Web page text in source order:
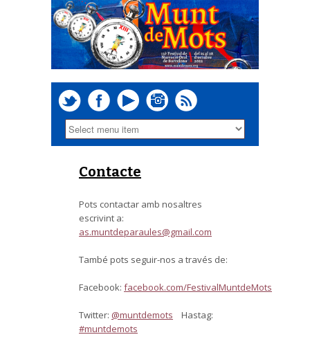
Contacte
Pots contactar amb nosaltres
escrivint a:
as.muntdeparaules@gmail.com
També pots seguir-nos a través de:
Facebook: facebook.com/FestivalMuntdeMots
Twitter: @muntdemots Hastag:
#muntdemots